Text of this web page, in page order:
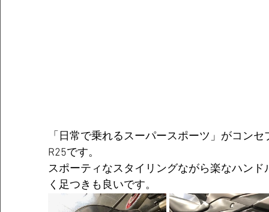
「日常で乗れるスーパースポーツ」がコン
R25です。
スポーティなスタイリングながら楽なハン
く足つきも良いです。